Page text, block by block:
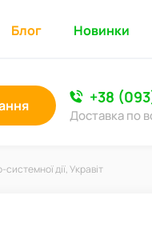
Блог Новинки
+38
Доставка по
дії, Укравіт